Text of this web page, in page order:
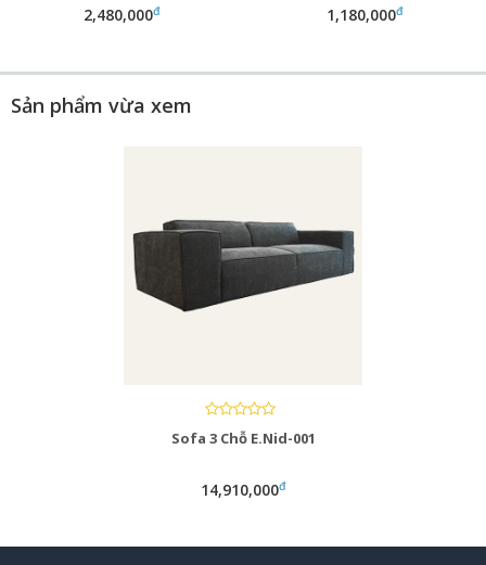
2,480,000đ 1,180,000đ
Sản phẩm vừa xem
Sofa 3 Chỗ E.Nid-001
14,910,000đ